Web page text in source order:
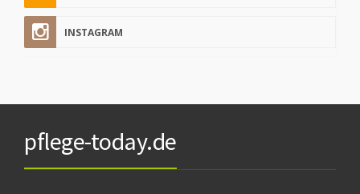
INSTAGRAM
pflege-today.de